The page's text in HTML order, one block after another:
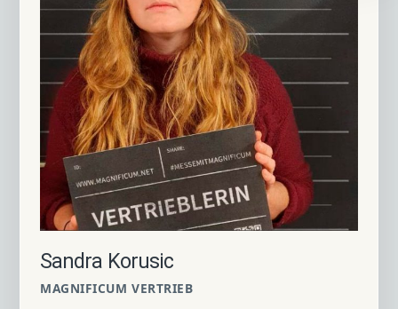
Sandra Korusic
MAGNIFICUM VERTRIEB